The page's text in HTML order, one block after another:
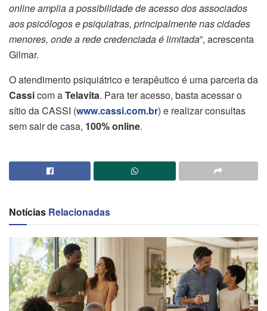
online amplia a possibilidade de acesso dos associados
aos psicólogos e psiquiatras, principalmente nas cidades
menores, onde a rede credenciada é limitada”, acrescenta
Gilmar.
O atendimento psiquiátrico e terapêutico é uma parceria da
Cassicom aTelavita. Para ter acesso, basta acessar o
sítio da CASSI (www.cassi.com.br) e realizar consultas
sem sair de casa, 100% online.
Notícias Relacionadas